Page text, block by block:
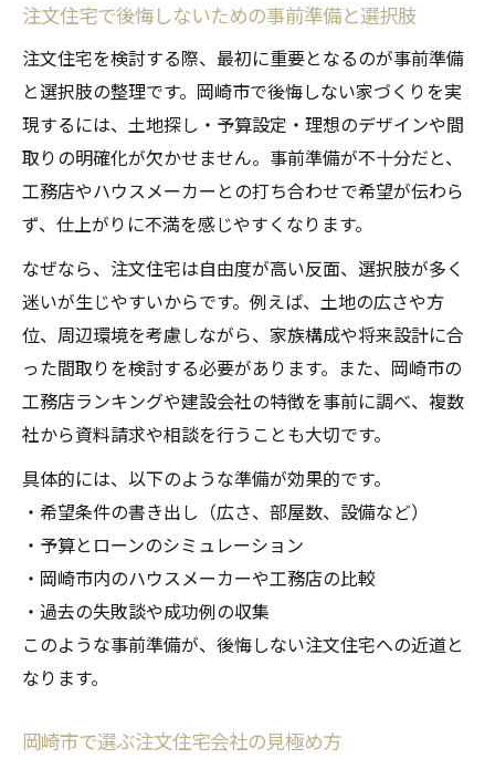
注文住宅で後悔しないための事前準備と選択肢
注文住宅を検討する際、最初に重要となるのが事前準備
と選択肢の整理です。岡崎市で後悔しない家づくりを実
現するには、土地探し・予算設定・理想のデザインや間
取りの明確化が欠かせません。事前準備が不十分だと、
工務店やハウスメーカーとの打ち合わせで希望が伝わら
ず、仕上がりに不満を感じやすくなります。
なぜなら、注文住宅は自由度が高い反面、選択肢が多く
迷いが生じやすいからです。例えば、土地の広さや方
位、周辺環境を考慮しながら、家族構成や将来設計に合
った間取りを検討する必要があります。また、岡崎市の
工務店ランキングや建設会社の特徴を事前に調べ、複数
社から資料請求や相談を行うことも大切です。
具体的には、以下のような準備が効果的です。
・希望条件の書き出し（広さ、部屋数、設備など）
・予算とローンのシミュレーション
・岡崎市内のハウスメーカーや工務店の比較
・過去の失敗談や成功例の収集
このような事前準備が、後悔しない注文住宅への近道と
なります。
岡崎市で選ぶ注文住宅会社の見極め方